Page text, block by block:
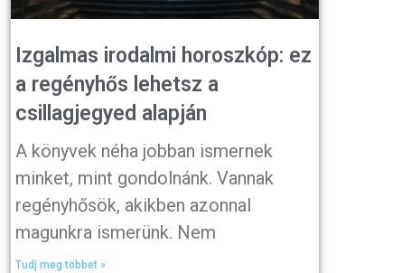
Izgalmas irodalmi horoszkóp: ez
a regényhős lehetsz a
csillagjegyed alapján
A könyvek néha jobban ismernek
minket, mint gondolnánk. Vannak
regényhősök, akikben azonnal
magunkra ismerünk. Nem
Tudj meg többet »